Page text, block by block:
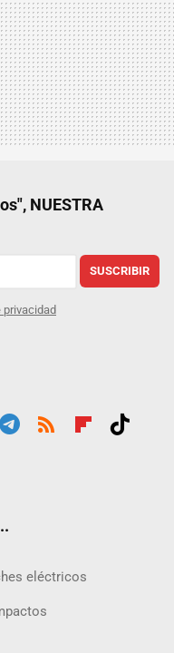
NUESTRA
SUSCRIBIR
privacidad
eléctricos